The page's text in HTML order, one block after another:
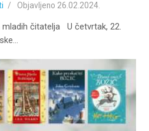
Objavljeno 26.02.2024.
mladih čitatelja U četvrtak, 22.